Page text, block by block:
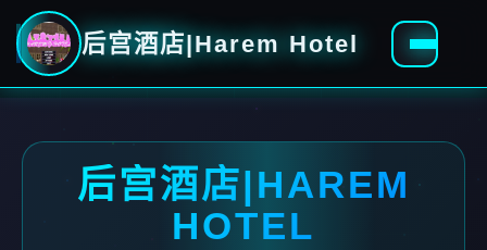
后宫酒店|Harem Hotel
后宫酒店|HAREM
HOTEL